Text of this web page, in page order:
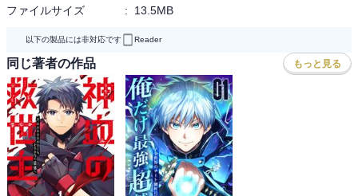
ファイルサイズ
: 13.5MB
以下の製品には非対応です Reader
同じ著者の作品 もっと見る